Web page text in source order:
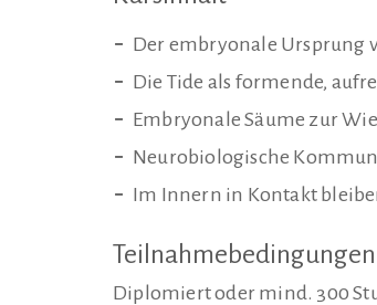
Der embryonale Ursprung
Die Tide als formende,
Embryonale Säume zur
Neurobiologische
Im Innern in Kontakt
Teilnahmebedingungen
Diplomiert oder mind. 300